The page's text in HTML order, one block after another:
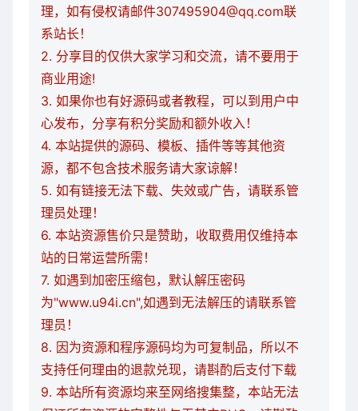
理，如有侵权请邮件307495904@qq.com联
系站长！
2. 分享目的仅供大家学习和交流，请不要用于
商业用途!
3. 如果你也有好源码或者教程，可以到用户中
心发布，分享有积分奖励和额外收入！
4. 本站提供的源码、模板、插件等等其他资
源，都不包含技术服务请大家谅解！
5. 如有链接无法下载、失效或广告，请联系管
理员处理！
6. 本站资源售价只是赞助，收取费用仅维持本
站的日常运营所需！
7. 如遇到加密压缩包，默认解压密码
为"www.u94i.cn",如遇到无法解压的请联系管
理员！
8. 因为资源和程序源码均为可复制品，所以不
支持任何理由的退款兑现，请斟酌后支付下载
9. 本站所有资源均来至网络搜集整，本站无法